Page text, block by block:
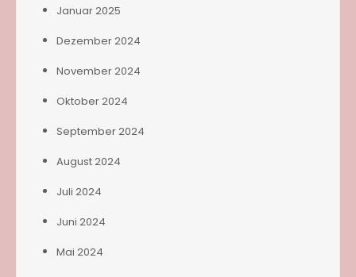
Januar 2025
Dezember 2024
November 2024
Oktober 2024
September 2024
August 2024
Juli 2024
Juni 2024
Mai 2024